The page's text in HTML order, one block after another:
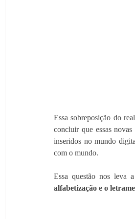
Essa sobreposição do
concluir que essas
inseridos no mundo
com o mundo.
Essa questão nos leva
alfabetização e o